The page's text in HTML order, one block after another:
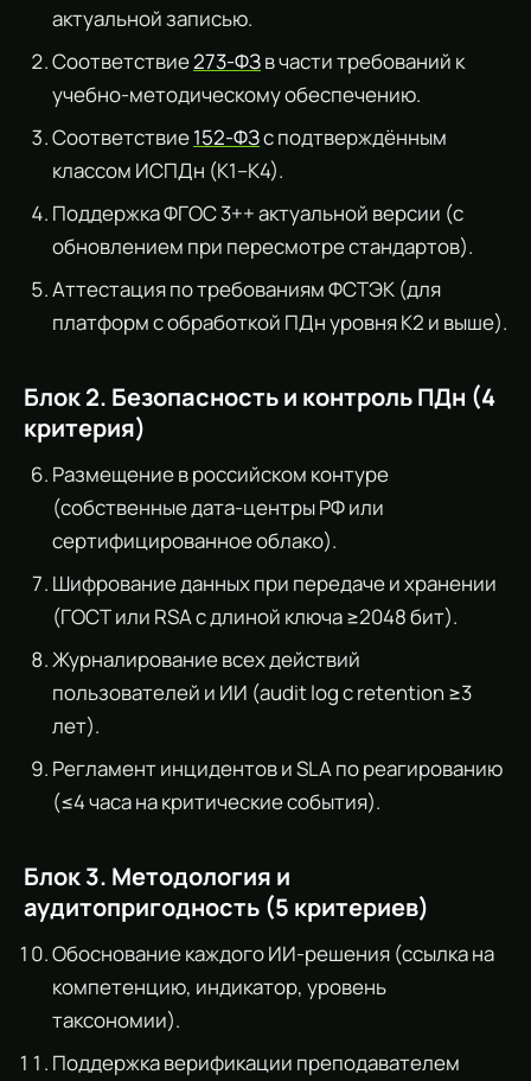
актуальной записью.
Соответствие273-ФЗв части требований к
учебно-методическому обеспечению.
Соответствие152-ФЗс подтверждённым
классом ИСПДн (К1–К4).
Поддержка ФГОС 3++ актуальной версии (с
обновлением при пересмотре стандартов).
Аттестация по требованиям ФСТЭК (для
платформ с обработкой ПДн уровня К2 и выше).
Блок 2. Безопасность и контроль ПДн (4
критерия)
Размещение в российском контуре
(собственные дата-центры РФ или
сертифицированное облако).
Шифрование данных при передаче и хранении
(ГОСТ или RSA с длиной ключа ≥2048 бит).
Журналирование всех действий
пользователей и ИИ (audit log с retention ≥3
лет).
Регламент инцидентов и SLA по реагированию
(≤4 часа на критические события).
Блок 3. Методология и
аудитопригодность (5 критериев)
Обоснование каждого ИИ-решения (ссылка на
компетенцию, индикатор, уровень
таксономии).
Поддержка верификации преподавателем